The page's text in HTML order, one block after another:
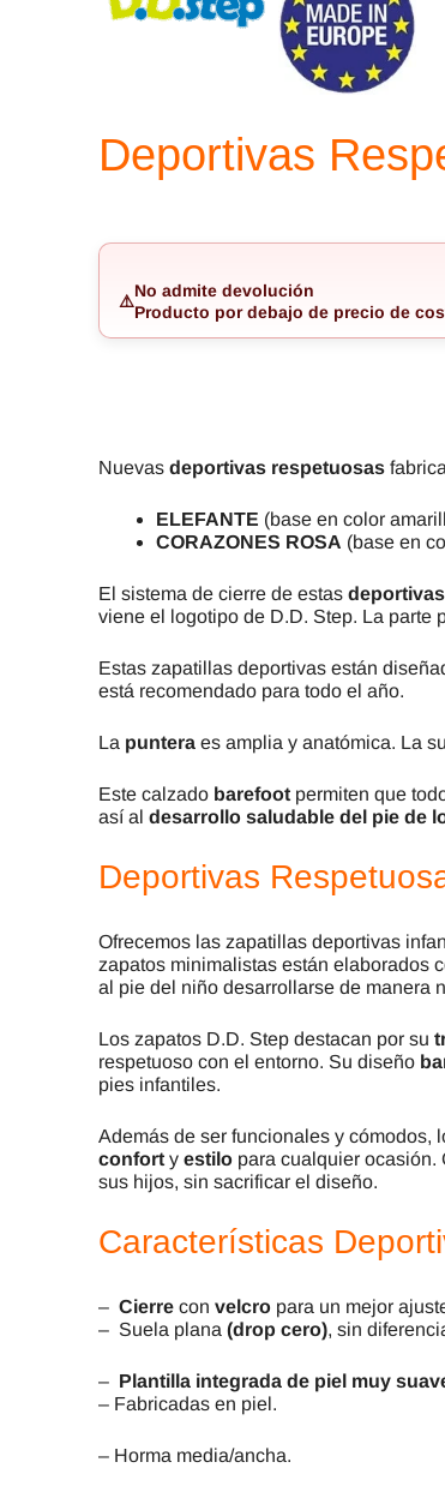
Deportivas
⚠️
No admite devolución
Producto por debajo de precio de
Nuevas deportivas respetuosas
ELEFANTE (base en color
CORAZONES ROSA (base en
El sistema de cierre de estas
viene el logotipo de D.D. Step. La parte
Estas zapatillas deportivas están
está recomendado para todo el año.
La puntera es amplia y anatómica. La
Este calzado barefoot permiten que
así al desarrollo saludable del pie de
Deportivas
Ofrecemos las zapatillas deportivas
zapatos minimalistas están elaborados
al pie del niño desarrollarse de manera
Los zapatos D.D. Step destacan por su
respetuoso con el entorno. Su diseño
pies infantiles.
Además de ser funcionales y cómodos,
confort y estilo para cualquier ocasión.
sus hijos, sin sacrificar el diseño.
Características
– Cierre con velcro para un mejor
– Suela plana (drop cero), sin
– Plantilla integrada de piel muy
– Fabricadas en piel.
– Horma media/ancha.